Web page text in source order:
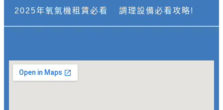
2025年氧氣機租賃必看 調理設備必看攻略!